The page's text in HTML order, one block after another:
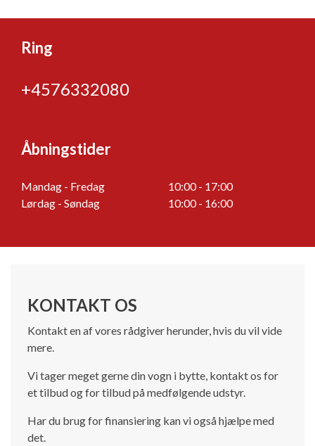
Ring
+4576332080
Åbningstider
Mandag - Fredag
10:00 - 17:00
Lørdag - Søndag
10:00 - 16:00
KONTAKT OS
Kontakt en af vores rådgiver herunder, hvis du vil vide
mere.
Vi tager meget gerne din vogn i bytte, kontakt os for
et tilbud og for tilbud på medfølgende udstyr.
Har du brug for finansiering kan vi også hjælpe med
det.